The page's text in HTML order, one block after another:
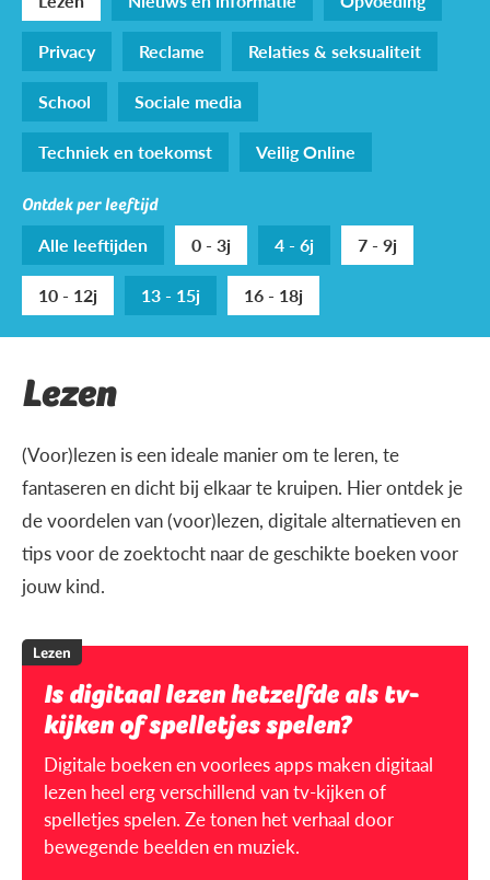
Privacy
Reclame
Relaties & seksualiteit
School
Sociale media
Techniek en toekomst
Veilig Online
Ontdek per leeftijd
Alle leeftijden 0 - 3j 4 - 6j
7 - 9j
10 - 12j
13 - 15j 16 - 18j
Lezen
(Voor)lezen is een ideale manier om te leren, te
fantaseren en dicht bij elkaar te kruipen. Hier ontdek je
de voordelen van (voor)lezen, digitale alternatieven en
tips voor de zoektocht naar de geschikte boeken voor
jouw kind.
Lezen
Is digitaal lezen hetzelfde als tv-
kijken of spelletjes spelen?
Digitale boeken en voorlees apps maken digitaal
lezen heel erg verschillend van tv-kijken of
spelletjes spelen. Ze tonen het verhaal door
bewegende beelden en muziek.